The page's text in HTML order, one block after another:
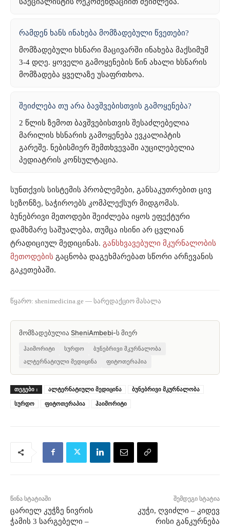
რამდენ ხანს ინახება მომზადებული წვეთები?
მომზადებული ხსნარი მაცივარში ინახება მაქსიმუმ
3-4 დღე. ყოველი გამოყენების წინ ახალი ხსნარის
მომზადება ყველაზე უსაფრთხოა.
შეიძლება თუ არა ბავშვებისთვის გამოყენება?
2 წლის ზემოთ ბავშვებისთვის შესაძლებელია
მარილის ხსნარის გამოყენება ევკალიპტის
გარეშე. ნებისმიერ შემთხვევაში აუცილებელია
პედიატრის კონსულტაცია.
სუნთქვის სისტემის პრობლემები, განსაკუთრებით ცივ
სეზონზე, საჭიროებს კომპლექსურ მიდგომას.
ბუნებრივი მეთოდები შეიძლება იყოს ეფექტური
დამხმარე საშუალება, თუმცა ისინი არ ცვლიან
ტრადიციულ მედიცინას. განსხვავებული მკურნალობის
მეთოდების გაცნობა დაგეხმარებათ სწორი არჩევანის
გაკეთებაში.
წყარო: shenimedicina.ge — სარედაქციო მასალა
მომზადებულია SheniAmbebi-ს მიერ
ჰაიმორიტი სურდო
ბუნებრივი მკურნალობა
ალტერნატიული მედიცინა
ფიტოთერაპია
ᲗᲔᲒᲔᲑᲘ : ალტერნატიული მედიცინა ბუნებრივი მკურნალობა
სურდო ფიტოთერაპია ჰაიმორიტი
წინა სტატიაში
ცარიელ კუჭზე ნივრის
ჭამის 3 სარგებელი –
შემდეგი სტატია
კუჭი, ღვიძლი – კიდევ
რისი განკურნება